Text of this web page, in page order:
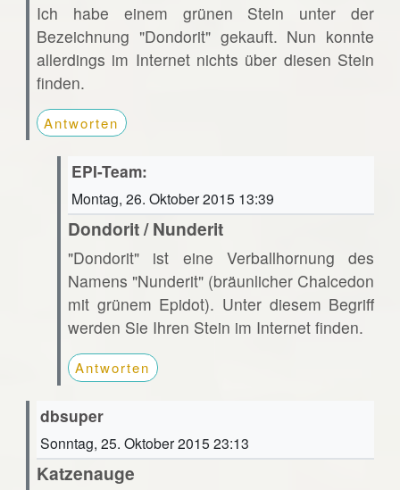
Ich habe einem grünen Stein unter der
Bezeichnung "Dondorit" gekauft. Nun konnte
allerdings im Internet nichts über diesen Stein
finden.
Antworten
EPI-Team:
Montag, 26. Oktober 2015 13:39
Dondorit / Nunderit
"Dondorit" ist eine Verballhornung des
Namens "Nunderit" (bräunlicher Chalcedon
mit grünem Epidot). Unter diesem Begriff
werden Sie Ihren Stein im Internet finden.
Antworten
dbsuper
Sonntag, 25. Oktober 2015 23:13
Katzenauge